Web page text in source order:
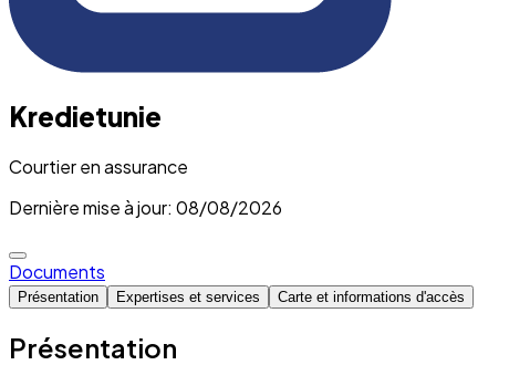
Kredietunie
Courtier en assurance
Dernière mise à jour: 08/08/2026
Documents
Présentation Expertises et services Carte et informations d'accès
Présentation